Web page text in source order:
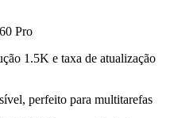
Pro
1.5K e taxa de atualização
perfeito para multitarefas